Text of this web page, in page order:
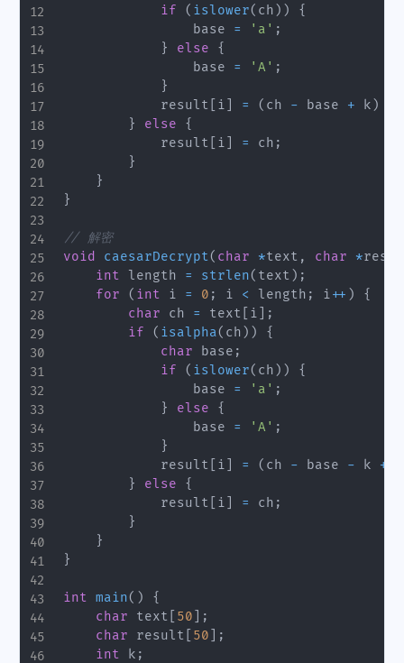
if
( islower( ch ) )
{
                base
= 'a' ;
}
else
{
                base
= 'A' ;
}
            result
i = ( ch - base + k )
}
else
{
            result
i = ch ;
}
}
}
// 解密
void
caesarDecrypt( char *text , char *
int length = strlen( text ) ;
for
( int i = 0 ; i < length ; i++ )
{
char ch = text i
;
if
( isalpha( ch ) )
{
char base ;
if
( islower( ch ) )
{
                base
= 'a' ;
}
else
{
                base
= 'A' ;
}
            result
i = ( ch - base - k +
}
else
{
            result
i = ch ;
}
}
}
int main( )
{
char text 50
;
char result 50
;
int k ;